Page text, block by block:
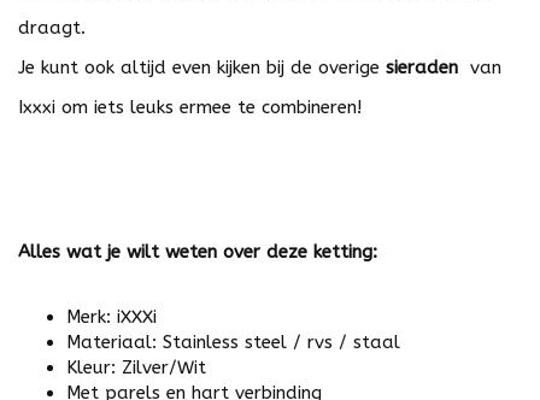
draagt.
Je kunt ook altijd even kijken bij de overige sieraden van
Ixxxi om iets leuks ermee te combineren!
Alles wat je wilt weten over deze ketting:
Merk: iXXXi
Materiaal: Stainless steel / rvs / staal
Kleur: Zilver/Wit
Met parels en hart verbinding